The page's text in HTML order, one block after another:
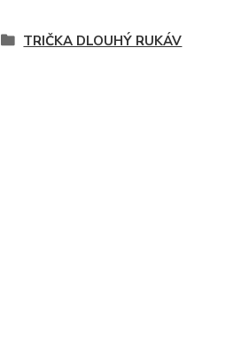
TRIČKA DLOUHÝ RUKÁV